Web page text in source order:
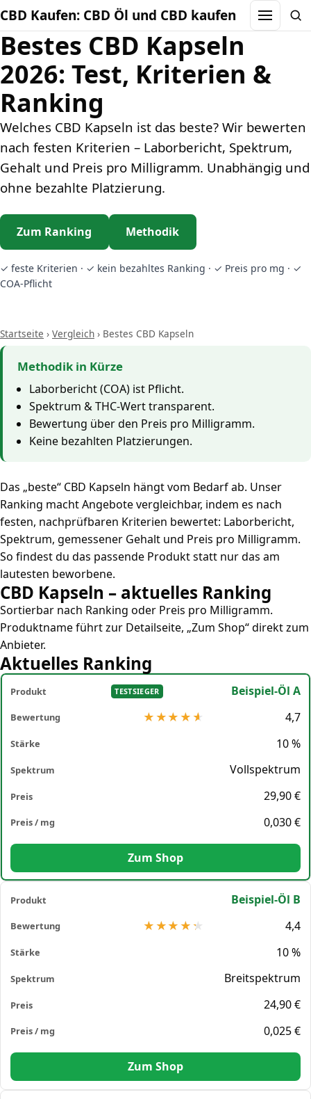
CBD Kaufen: CBD Öl und CBD kaufen Menu
Bestes CBD Kapseln
2026: Test, Kriterien &
Ranking
Welches CBD Kapseln ist das beste? Wir bewerten
nach festen Kriterien – Laborbericht, Spektrum,
Gehalt und Preis pro Milligramm. Unabhängig und
ohne bezahlte Platzierung.
Zum Ranking Methodik
✓ feste Kriterien · ✓ kein bezahltes Ranking · ✓ Preis pro mg · ✓
COA-Pflicht
Startseite › Vergleich › Bestes CBD Kapseln
Methodik in Kürze
Laborbericht (COA) ist Pflicht.
Spektrum & THC-Wert transparent.
Bewertung über den Preis pro Milligramm.
Keine bezahlten Platzierungen.
Das „beste“ CBD Kapseln hängt vom Bedarf ab. Unser
Ranking macht Angebote vergleichbar, indem es nach
festen, nachprüfbaren Kriterien bewertet: Laborbericht,
Spektrum, gemessener Gehalt und Preis pro Milligramm.
So findest du das passende Produkt statt nur das am
lautesten beworbene.
CBD Kapseln – aktuelles Ranking
Sortierbar nach Ranking oder Preis pro Milligramm.
Produktname führt zur Detailseite, „Zum Shop“ direkt zum
Anbieter.
Aktuelles Ranking
TESTSIEGER
Beispiel-Öl A
4,7
10 %
Vollspektrum
29,90 €
0,030 €
Zum Shop
Beispiel-Öl B
4,4
10 %
Breitspektrum
24,90 €
0,025 €
Zum Shop